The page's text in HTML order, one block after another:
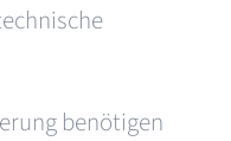
benötigen